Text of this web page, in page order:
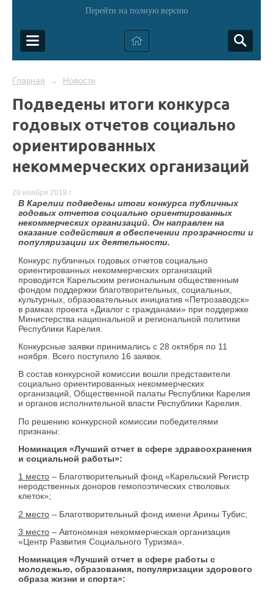
Перейти на полную версию
Главная → Новости
Подведены итоги конкурса
годовых отчетов социально
ориентированных
некоммерческих организаций
20 ноября 2019 г.
В Карелии подведены итоги конкурса публичных
годовых отчетов социально ориентированных
некоммерческих организаций. Он направлен на
оказание содействия в обеспечении прозрачности и
популяризации их деятельности.
Конкурс публичных годовых отчетов социально
ориентированных некоммерческих организаций
проводится Карельским региональным общественным
фондом поддержки благотворительных, социальных,
культурных, образовательных инициатив «Петрозаводск»
в рамках проекта «Диалог с гражданами» при поддержке
Министерства национальной и региональной политики
Республики Карелия.
Конкурсные заявки принимались с 28 октября по 11
ноября. Всего поступило 16 заявок.
В состав конкурсной комиссии вошли представители
социально ориентированных некоммерческих
организаций, Общественной палаты Республики Карелия
и органов исполнительной власти Республики Карелия.
По решению конкурсной комиссии победителями
признаны:
Номинация «Лучший отчет в сфере здравоохранения
и социальной работы»:
1 место – Благотворительный фонд «Карельский Регистр
неродственных доноров гемопоэтических стволовых
клеток»;
2 место – Благотворительный фонд имени Арины Тубис;
3 место – Автономная некоммерческая организация
«Центр Развития Социального Туризма».
Номинация «Лучший отчет в сфере работы с
молодежью, образования, популяризации здорового
образа жизни и спорта»: